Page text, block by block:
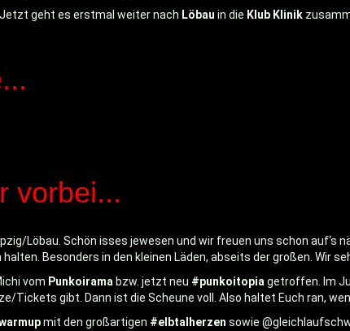
geht es erstmal weiter nach Löbau in die Klub Klinik
vorbei...
Löbau. Schön isses jewesen und wir freuen uns schon auf‘s
halten. Besonders in den kleinen Läden, abseits der großen. Wir
vom Punkoirama bzw. jetzt neu #punkoitopia getroffen. Im
Tickets gibt. Dann ist die Scheune voll. Also haltet Euch ran,
mit den großartigen #elbtalherzen sowie